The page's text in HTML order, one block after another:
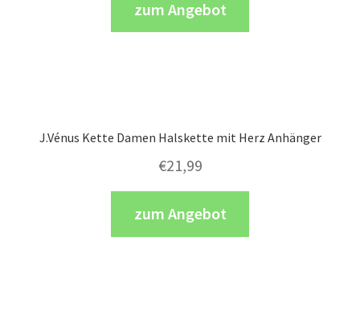
zum Angebot
J.Vénus Kette Damen Halskette mit Herz Anhänger
€21,99
zum Angebot